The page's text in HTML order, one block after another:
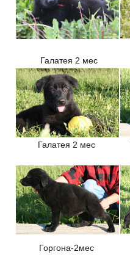
Галатея 2 мес
Галатея 2 мес
Горгона-2мес